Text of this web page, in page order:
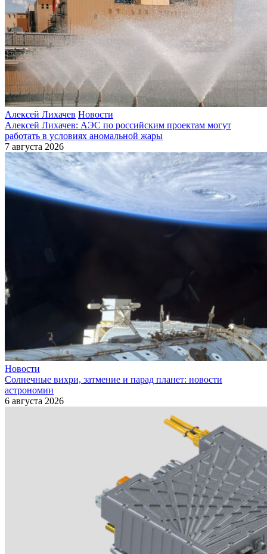
Алексей Лихачев Новости
Алексей Лихачев: АЭС по российским проектам могут
работать в условиях аномальной жары
7 августа 2026
Новости
Солнечные вихри, затмение и парад планет: новости
астрономии
6 августа 2026